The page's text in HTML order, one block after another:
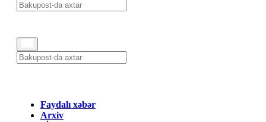
Faydalı xəbər
Arxiv